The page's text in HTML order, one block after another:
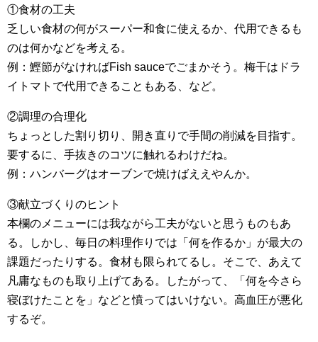
①食材の工夫
乏しい食材の何がスーパー和食に使えるか、代用できるも
のは何かなどを考える。
例：鰹節がなければFish sauceでごまかそう。梅干はドラ
イトマトで代用できることもある、など。
②調理の合理化
ちょっとした割り切り、開き直りで手間の削減を目指す。
要するに、手抜きのコツに触れるわけだね。
例：ハンバーグはオーブンで焼けばええやんか。
③献立づくりのヒント
本欄のメニューには我ながら工夫がないと思うものもあ
る。しかし、毎日の料理作りでは「何を作るか」が最大の
課題だったりする。食材も限られてるし。そこで、あえて
凡庸なものも取り上げてある。したがって、「何を今さら
寝ぼけたことを」などと憤ってはいけない。高血圧が悪化
するぞ。